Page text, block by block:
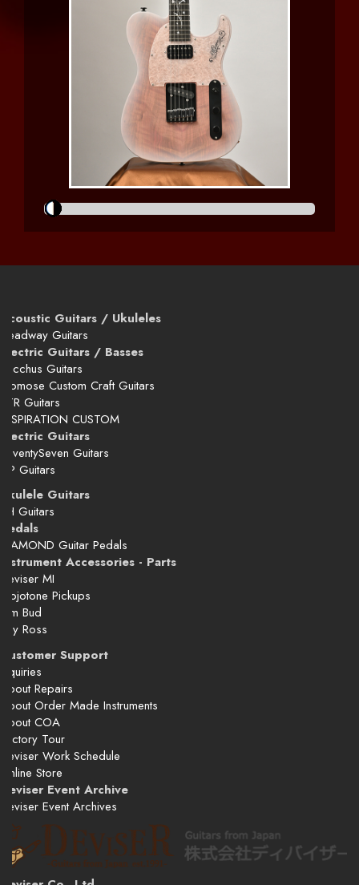
Acoustic Guitars / Ukuleles
Headway Guitars
Electric Guitars / Basses
Bacchus Guitars
Momose Custom Craft Guitars
STR Guitars
INSPIRATION CUSTOM
Electric Guitars
SeventySeven Guitars
JRP Guitars
Ukulele Guitars
SH Guitars
Pedals
DIAMOND Guitar Pedals
Instrument Accessories - Parts
Deviser MI
Mojotone Pickups
Tim Bud
Ray Ross
Customer Support
Inquiries
About Repairs
About Order Made Instruments
About COA
Factory Tour
Deviser Work Schedule
Online Store
Deviser Event Archive
Deviser Event Archives